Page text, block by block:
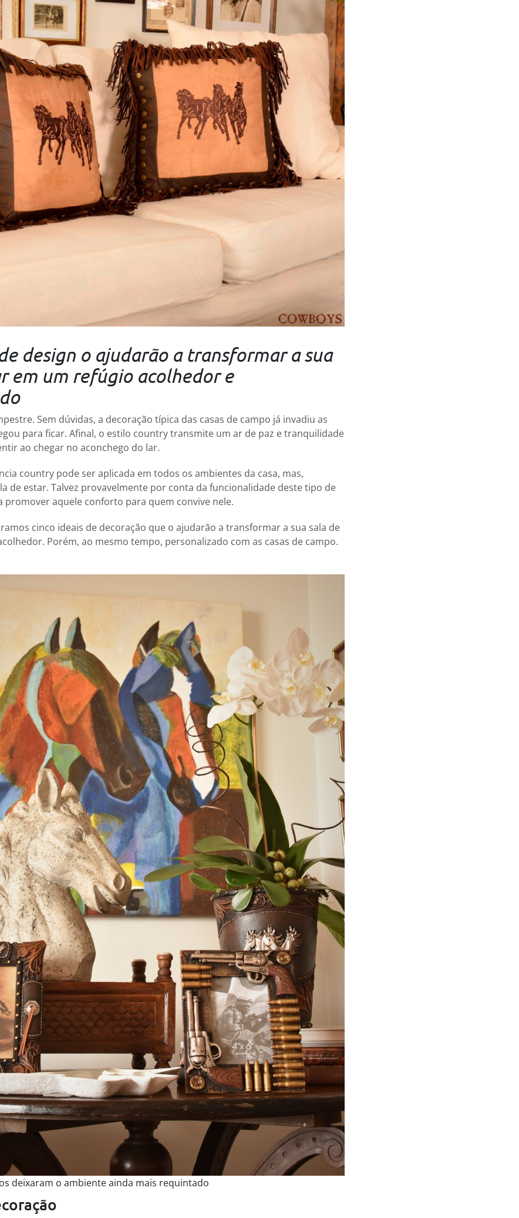
design o ajudarão a transformar a sua
em um refúgio acolhedor e
Sem dúvidas, a decoração típica das casas de campo já invadiu as
para ficar. Afinal, o estilo country transmite um ar de paz e tranquilidade
ao chegar no aconchego do lar.
country pode ser aplicada em todos os ambientes da casa, mas,
de estar. Talvez provavelmente por conta da funcionalidade deste tipo de
promover aquele conforto para quem convive nele.
cinco ideais de decoração que o ajudarão a transformar a sua sala de
Porém, ao mesmo tempo, personalizado com as casas de campo.
deixaram o ambiente ainda mais requintado